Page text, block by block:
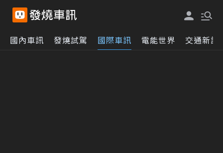
國內車訊 發燒試駕 國際車訊 電能世界 交通新訊